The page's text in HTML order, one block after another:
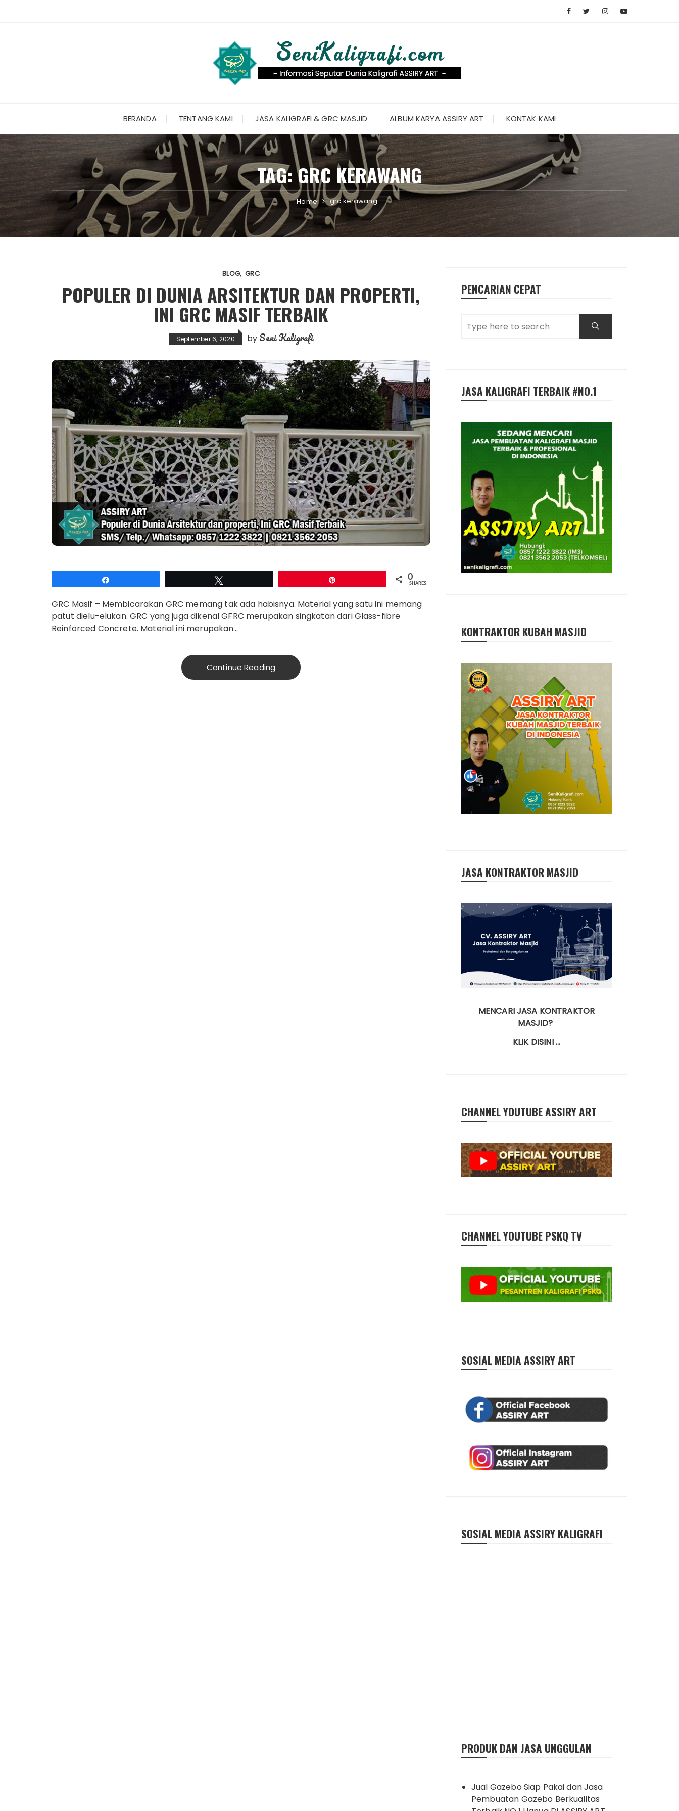
BERANDA TENTANG KAMI JASA KALIGRAFI & GRC MASJID ALBUM KARYA ASSIRY ART KONTAK KAMI
TAG:GRC KERAWANG
Home grc kerawang
BLOG GRC
POPULER DI DUNIA ARSITEKTUR DAN PROPERTI,
INI GRC MASIF TERBAIK
September 6, 2020 by Seni Kaligrafi
0
SHARES
GRC Masif – Membicarakan GRC memang tak ada habisnya. Material yang satu ini memang
patut dielu-elukan. GRC yang juga dikenal GFRC merupakan singkatan dari Glass-fibre
Reinforced Concrete. Material ini merupakan…
Continue Reading
PENCARIAN CEPAT
JASA KALIGRAFI TERBAIK #NO.1
KONTRAKTOR KUBAH MASJID
JASA KONTRAKTOR MASJID
MENCARI JASA KONTRAKTOR
MASJID?
KLIK DISINI …
CHANNEL YOUTUBE ASSIRY ART
CHANNEL YOUTUBE PSKQ TV
SOSIAL MEDIA ASSIRY ART
SOSIAL MEDIA ASSIRY KALIGRAFI
PRODUK DAN JASA UNGGULAN
Jual Gazebo Siap Pakai dan Jasa
Pembuatan Gazebo Berkualitas